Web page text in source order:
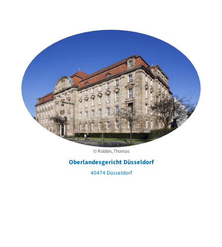
© Robbin, Thomas
Oberlandesgericht Düsseldorf
40474 Düsseldorf